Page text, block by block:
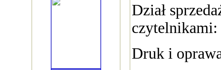
Dział
czytelnikami:
Druk i